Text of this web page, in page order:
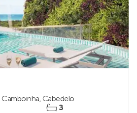
Camboinha, Cabedelo
3